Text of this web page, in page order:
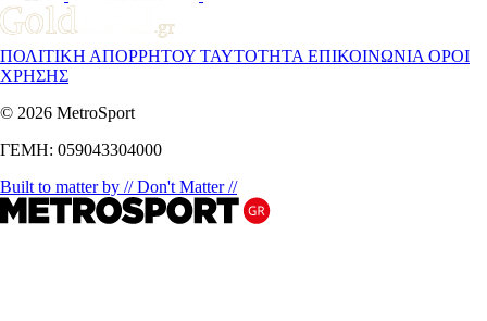
ΠΟΛΙΤΙΚΗ ΑΠΟΡΡΗΤΟΥ ΤΑΥΤΟΤΗΤΑ ΕΠΙΚΟΙΝΩΝΙΑ ΟΡΟΙ
ΧΡΗΣΗΣ
© 2026 MetroSport
ΓΕΜΗ: 059043304000
Built to matter by // Don't Matter //